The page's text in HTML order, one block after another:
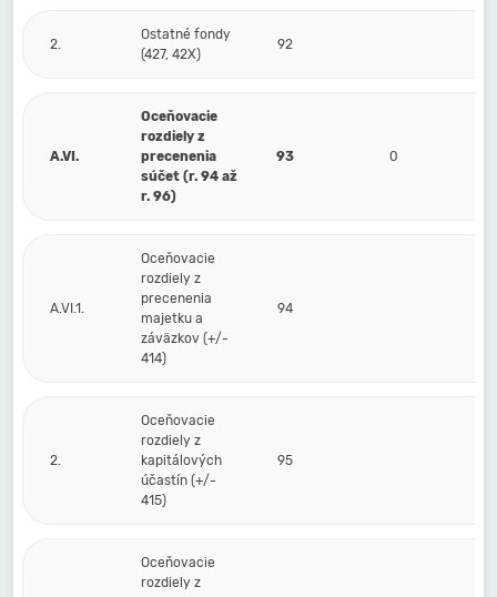
2.
Ostatné fondy
(427, 42X)
92
A.VI.
Oceňovacie
rozdiely z
precenenia
súčet (r. 94 až
r. 96)
93 0
A.VI.1.
Oceňovacie
rozdiely z
precenenia
majetku a
záväzkov (+/-
414)
94
2.
Oceňovacie
rozdiely z
kapitálových
účastín (+/-
415)
95
Oceňovacie
rozdiely z